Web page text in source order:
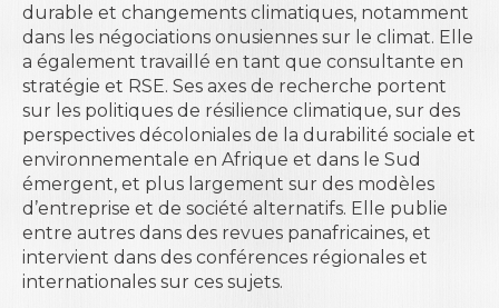
durable et changements climatiques, notamment
dans les négociations onusiennes sur le climat. Elle
a également travaillé en tant que consultante en
stratégie et RSE. Ses axes de recherche portent
sur les politiques de résilience climatique, sur des
perspectives décoloniales de la durabilité sociale et
environnementale en Afrique et dans le Sud
émergent, et plus largement sur des modèles
d’entreprise et de société alternatifs. Elle publie
entre autres dans des revues panafricaines, et
intervient dans des conférences régionales et
internationales sur ces sujets.